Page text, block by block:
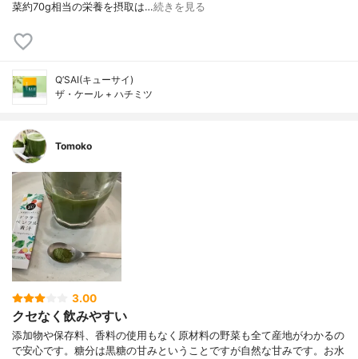
菜約70g相当の栄養を摂取は…続きを見る
Q’SAI(キューサイ)
ザ・ケール + ハチミツ
Tomoko
3.00
クセなく飲みやすい
添加物や保存料、香料の使用もなく原材料の野菜も全て産地がわかるの
で安心です。糖分は黒糖の甘みということですが自然な甘みです。お水